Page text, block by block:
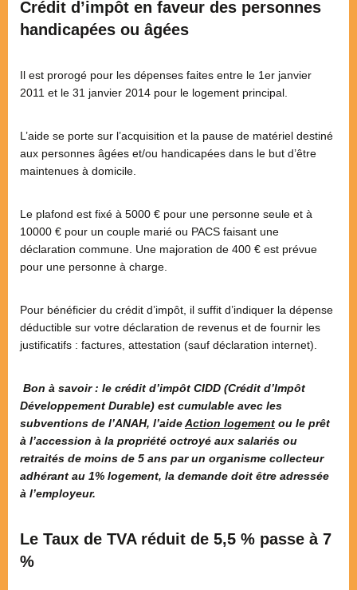
Crédit d’impôt en faveur des personnes
handicapées ou âgées
Il est prorogé pour les dépenses faites entre le 1er janvier
2011 et le 31 janvier 2014 pour le logement principal.
L’aide se porte sur l’acquisition et la pause de matériel destiné
aux personnes âgées et/ou handicapées dans le but d’être
maintenues à domicile.
Le plafond est fixé à 5000 € pour une personne seule et à
10000 € pour un couple marié ou PACS faisant une
déclaration commune. Une majoration de 400 € est prévue
pour une personne à charge.
Pour bénéficier du crédit d’impôt, il suffit d’indiquer la dépense
déductible sur votre déclaration de revenus et de fournir les
justificatifs : factures, attestation (sauf déclaration internet).
Bon à savoir : le crédit d’impôt CIDD (Crédit d’Impôt
Développement Durable) est cumulable avec les
subventions de l’ANAH, l’aideAction logement ou le prêt
à l’accession à la propriété octroyé aux salariés ou
retraités de moins de 5 ans par un organisme collecteur
adhérant au 1% logement, la demande doit être adressée
à l’employeur.
Le Taux de TVA réduit de 5,5 % passe à 7
%